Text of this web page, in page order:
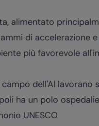
alimentato
di accelerazione
più favorevole
dell'AI lavorano
ha un polo
UNESCO